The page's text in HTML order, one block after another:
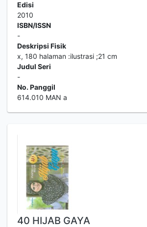
Edisi
2010
ISBN/ISSN
-
Deskripsi Fisik
x, 180 halaman :ilustrasi ;21 cm
Judul Seri
-
No. Panggil
614.010 MAN a
40 HIJAB GAYA